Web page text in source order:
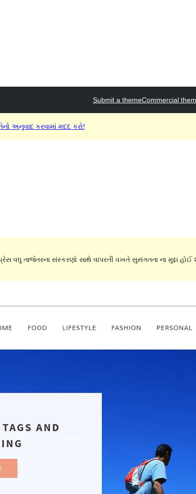
Submit a themeCommercial
અનુવાદ કરવામાં મદદ કરો!
વધુ તાજેતરના સંસ્કરણો સાથે વાપરતી વખતે સુસંગતતા ના મુદ્દા હોઈ
આવૃત્તિ
Theme homepage